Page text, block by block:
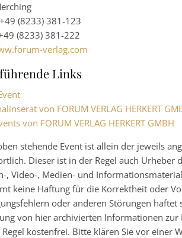
(8233) 381-123
(8233) 381-222
verlag.com
Links
von FORUM VERLAG HERKERT
von FORUM VERLAG HERKERT GMBH
stehende Event ist allein der jeweils
Dieser ist in der Regel auch Urheber
, Video-, Medien- und
keine Haftung für die Korrektheit oder
oder anderen Störungen
von hier archivierten Informationen
kostenfrei. Bitte klären Sie vor einer